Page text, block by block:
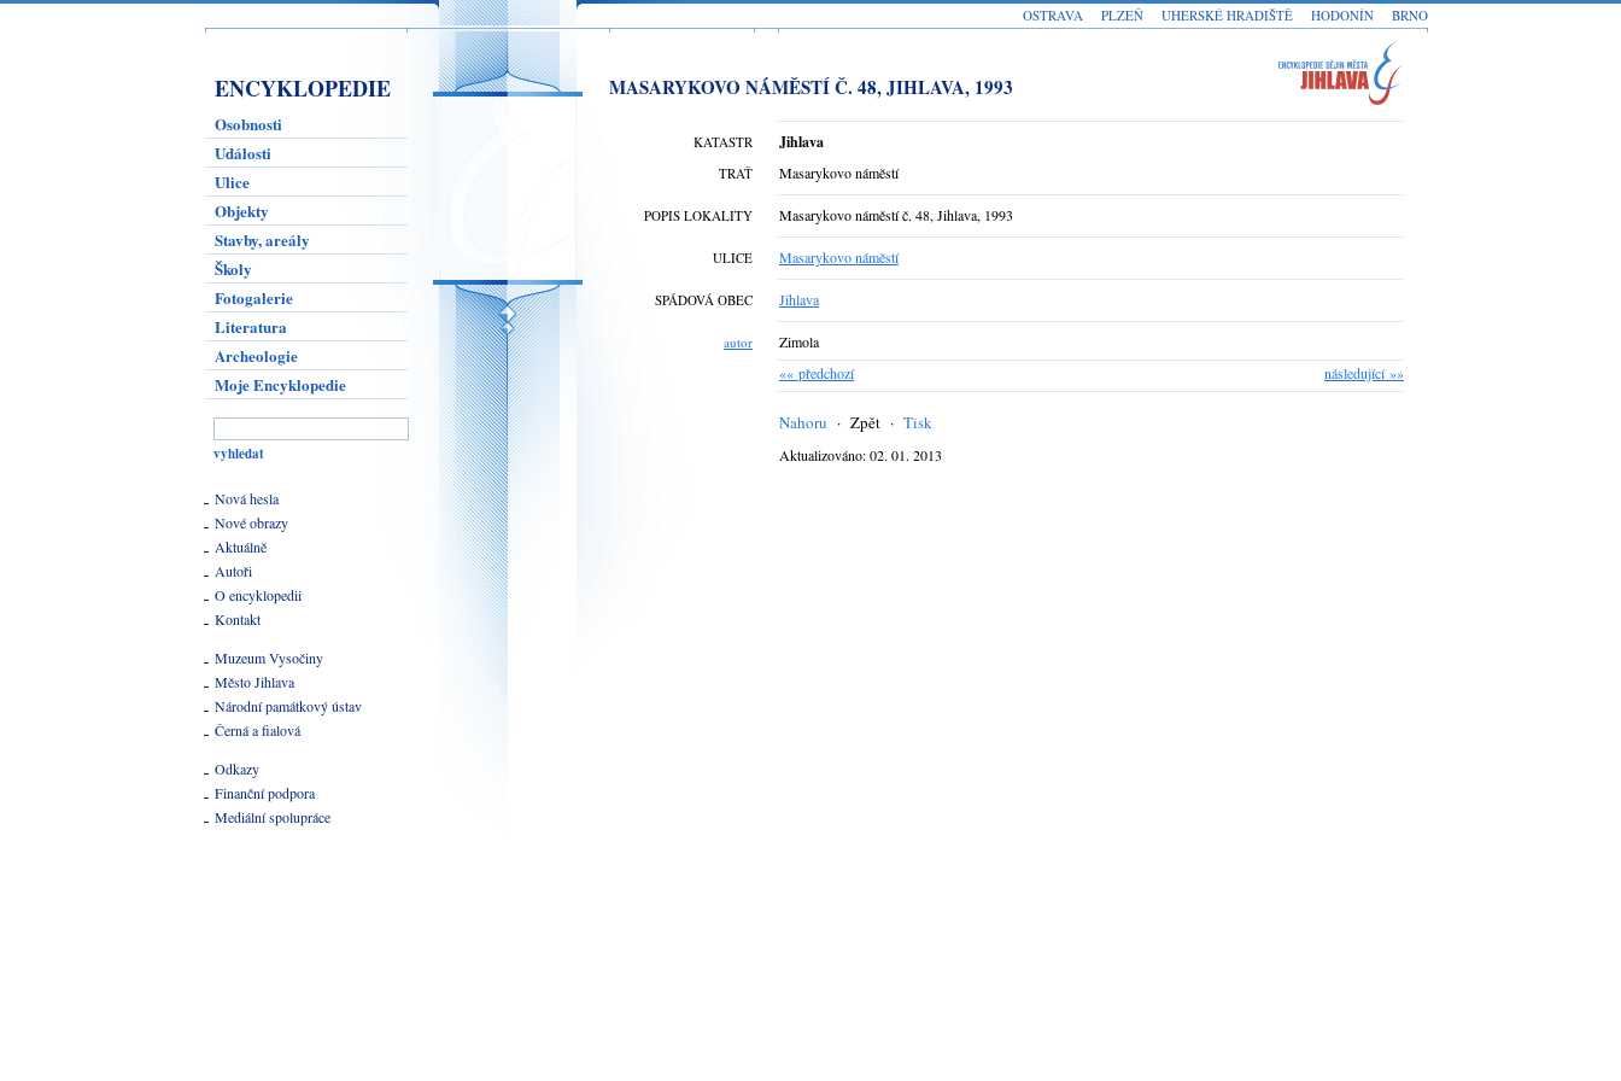
ENCYKLOPEDIE
Osobnosti
Události
Ulice
Objekty
Stavby, areály
Školy
Fotogalerie
Literatura
Archeologie
Moje Encyklopedie
Nová hesla
Nové obrazy
Aktuálně
Autoři
O encyklopedii
Kontakt
Muzeum Vysočiny
Město Jihlava
Národní památkový ústav
Černá a fialová
Odkazy
Finanční podpora
Mediální spolupráce
MASARYKOVO NÁMĚSTÍ Č. 48, JIHLAVA, 1993
KATASTR Jihlava
TRAŤ Masarykovo náměstí
POPIS LOKALITY Masarykovo náměstí č. 48, Jihlava, 1993
ULICE Masarykovo náměstí
SPÁDOVÁ OBEC Jihlava
autor
Zimola
následující »»
«« předchozí
Nahoru · Zpět · Tisk
Aktualizováno: 02. 01. 2013
BRNO
HODONÍN
UHERSKÉ HRADIŠTĚ
PLZEŇ
OSTRAVA